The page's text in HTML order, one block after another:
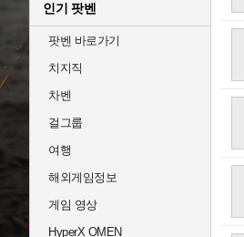
인기 팟벤
팟벤 바로가기
치지직
차벤
걸그룹
여행
해외게임정보
게임 영상
HyperX OMEN